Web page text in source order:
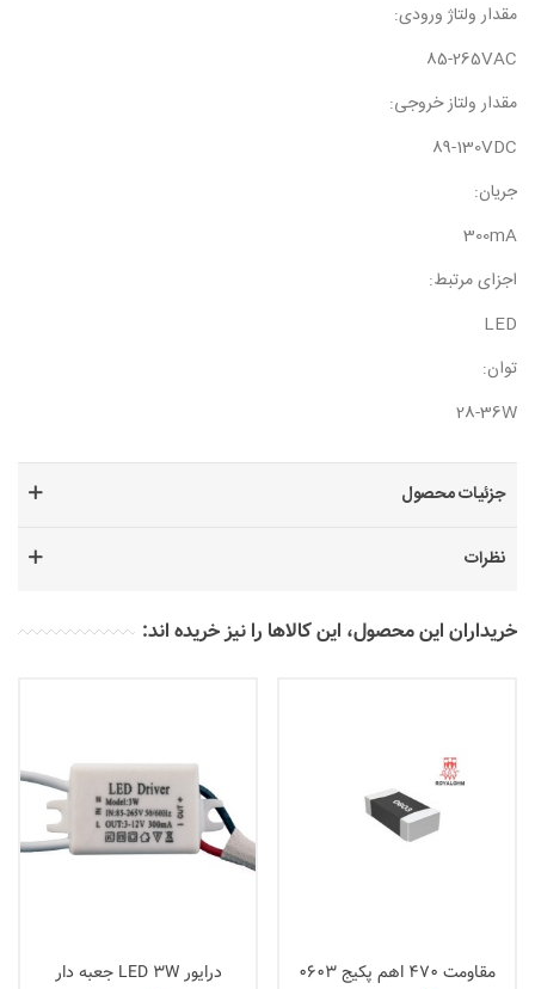
مقدار ولتاژ ورودی:
85-265VAC
مقدار ولتاز خروجی:
89-130VDC
جریان:
300mA
اجزای مرتبط:
LED
توان:
28-36W
جزئیات محصول
نظرات
خریداران این محصول، این کالاها را نیز خریده اند:
مقاومت 470 اهم پکیج 0603 درایور LED 3W جعبه دار